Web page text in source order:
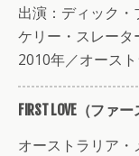
出演：ディック・
ケリー・スレータ
2010年／オース
FIRST LOVE（ファ
オーストラリア・